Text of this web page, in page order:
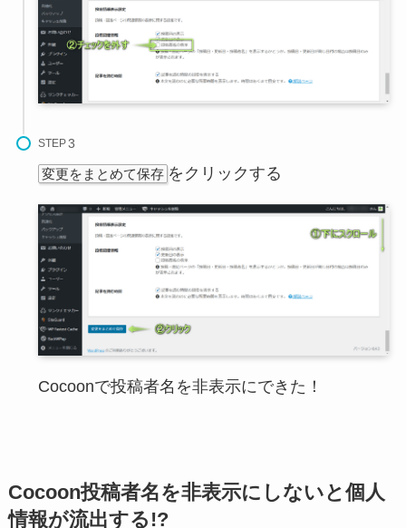
STEP
変更をまとめて保存 をクリックする
Cocoonで投稿者名を非表示にできた！
Cocoon投稿者名を非表示にしないと個人
情報が流出する!?